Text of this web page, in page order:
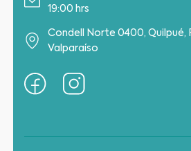
19:00 hrs
Condell Norte 0400, Quilpué,
Valparaíso